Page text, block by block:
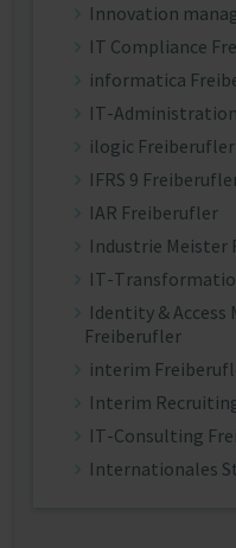
Innovation
IT Compliance
informatica
IT-
ilogic Freiberufler
IFRS 9
IAR Freiberufler
Industrie Meister
IT-
Identity & Access
Freiberufler
interim
Interim
IT-Consulting
Internationales